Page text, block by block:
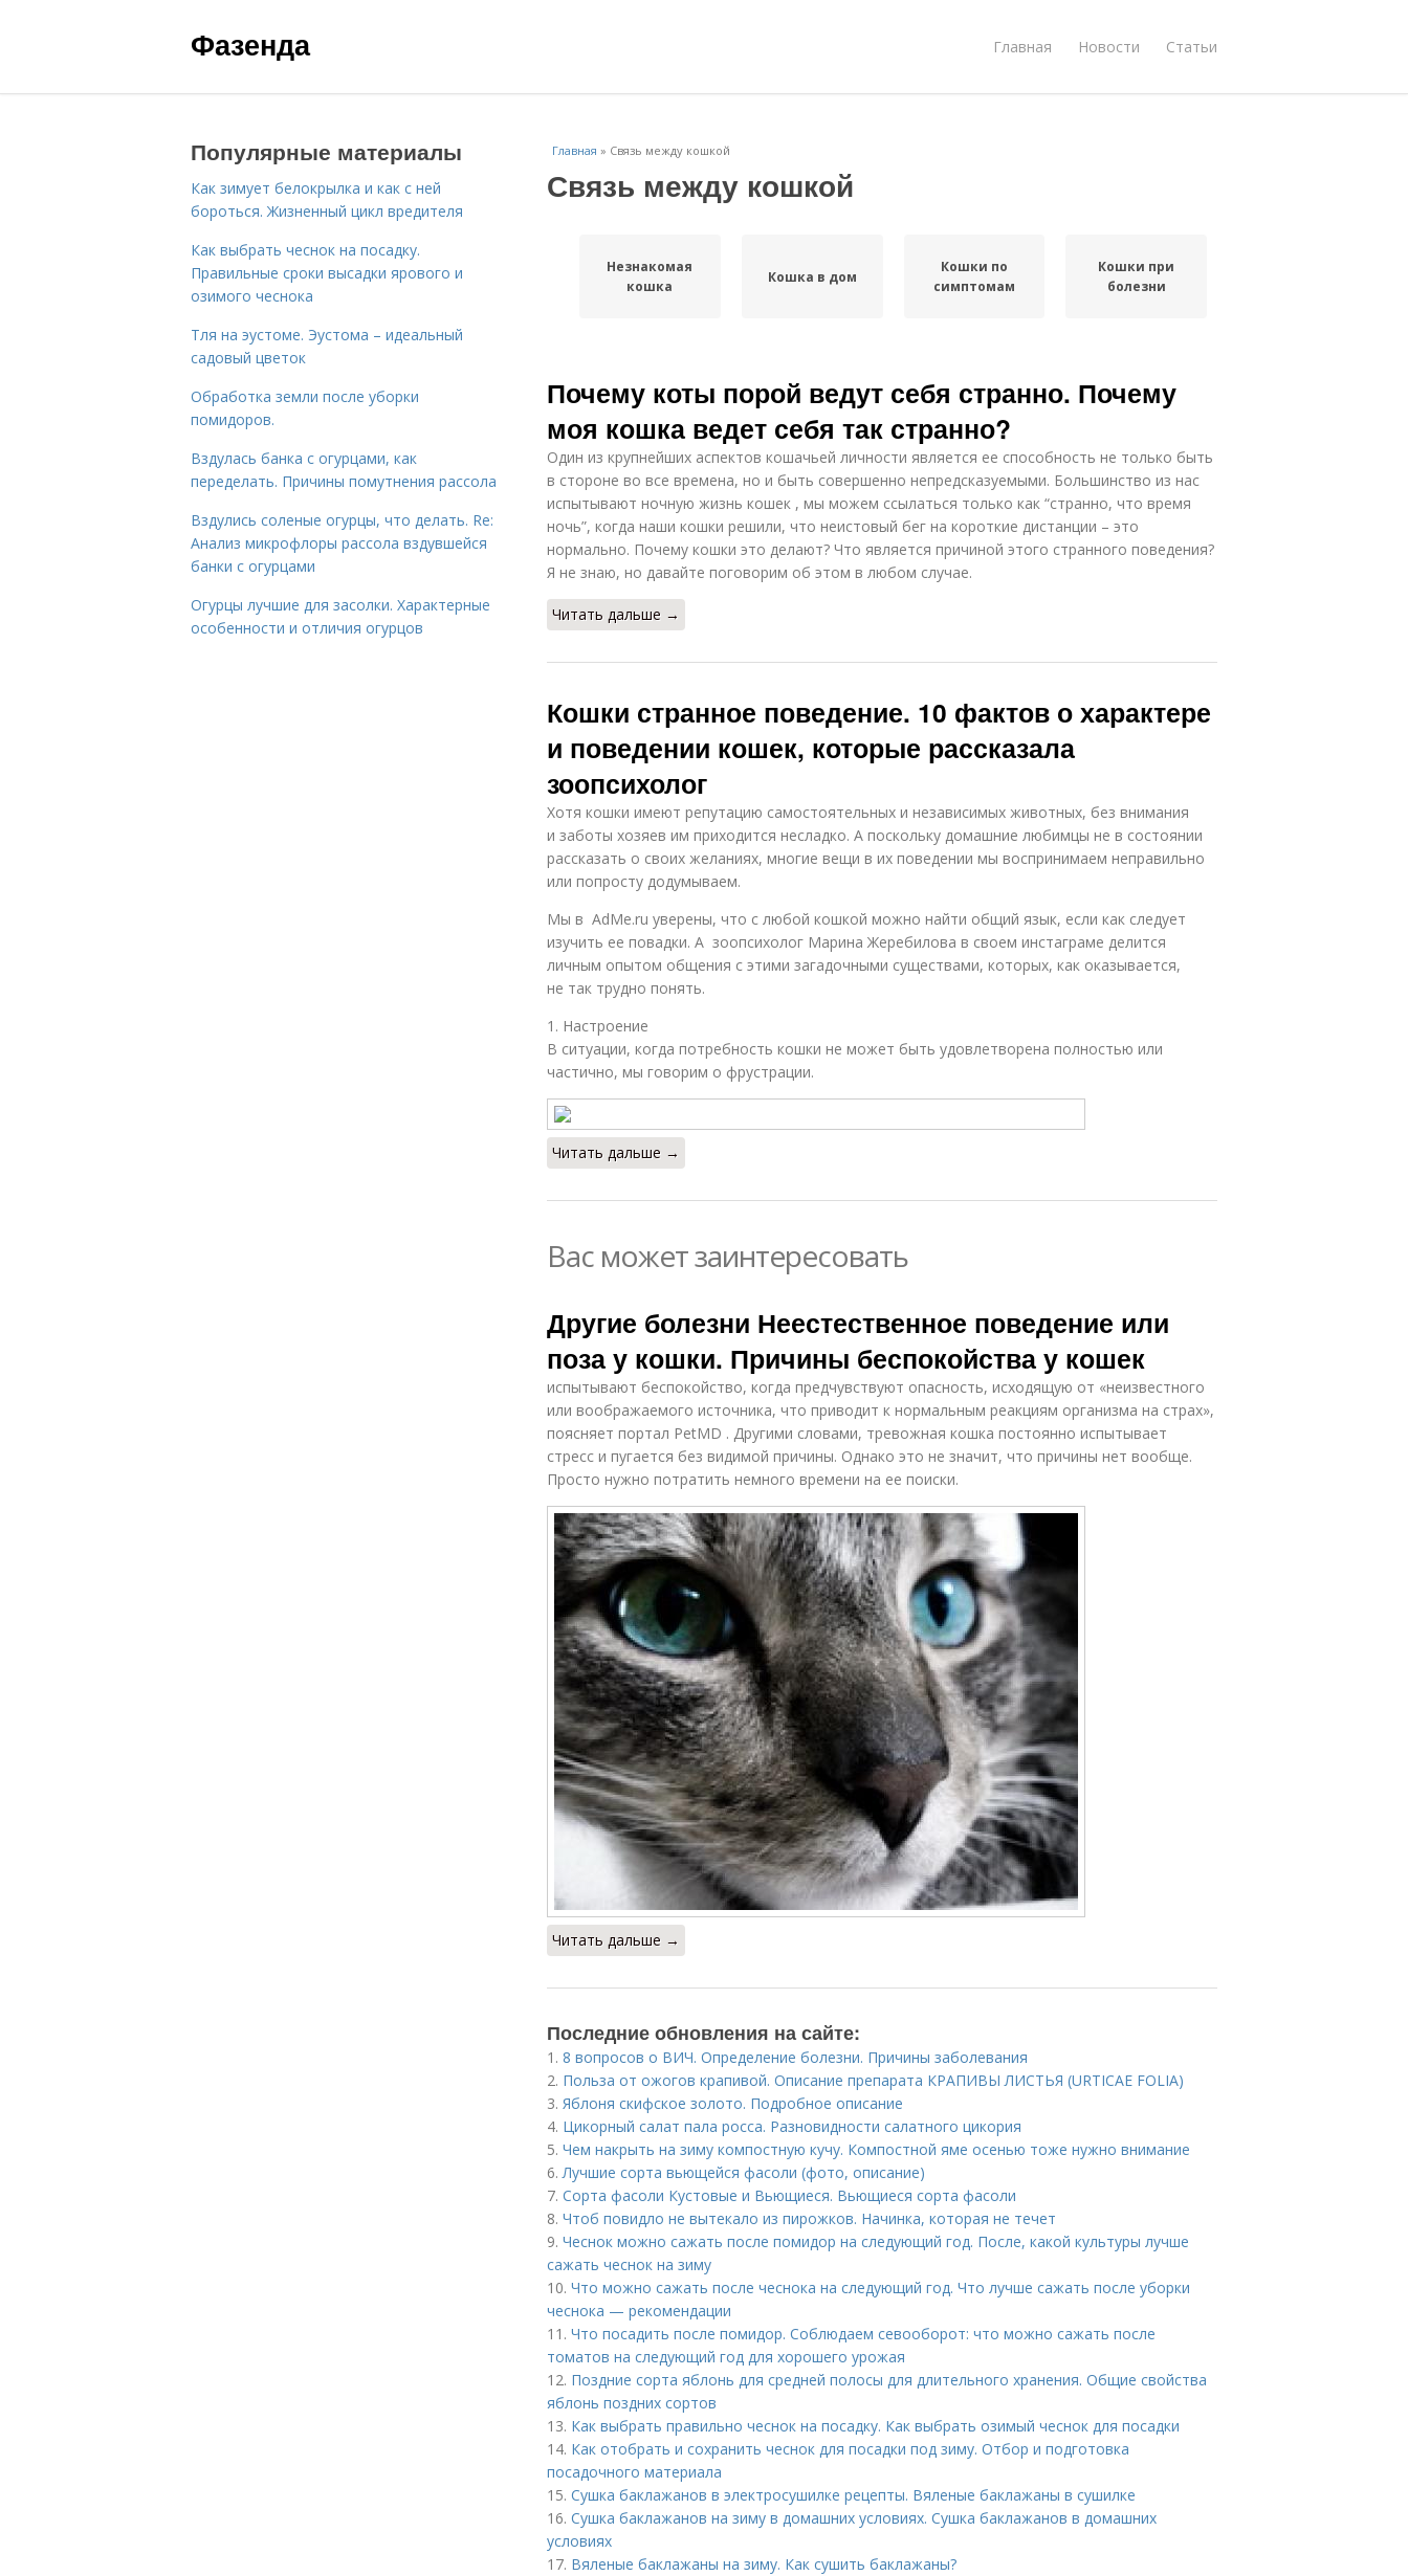
Фазенда Главная Новости Статьи
Главная » Связь между кошкой
Связь между кошкой
Незнакомая
кошка
Кошка в дом
Кошки по
симптомам
Кошки при
болезни
Почему коты порой ведут себя странно. Почему
моя кошка ведет себя так странно?
Один из крупнейших аспектов кошачьей личности является ее способность не только быть
в стороне во все времена, но и быть совершенно непредсказуемыми. Большинство из нас
испытывают ночную жизнь кошек , мы можем ссылаться только как “странно, что время
ночь”, когда наши кошки решили, что неистовый бег на короткие дистанции – это
нормально. Почему кошки это делают? Что является причиной этого странного поведения?
Я не знаю, но давайте поговорим об этом в любом случае.
Читать дальше →
Кошки странное поведение. 10 фактов о характере
и поведении кошек, которые рассказала
зоопсихолог
Хотя кошки имеют репутацию самостоятельных и независимых животных, без внимания
и заботы хозяев им приходится несладко. А поскольку домашние любимцы не в состоянии
рассказать о своих желаниях, многие вещи в их поведении мы воспринимаем неправильно
или попросту додумываем.
Мы в AdMe.ru уверены, что с любой кошкой можно найти общий язык, если как следует
изучить ее повадки. А зоопсихолог Марина Жеребилова в своем инстаграме делится
личным опытом общения с этими загадочными существами, которых, как оказывается,
не так трудно понять.
1. Настроение
В ситуации, когда потребность кошки не может быть удовлетворена полностью или
частично, мы говорим о фрустрации.
Читать дальше →
Вас может заинтересовать
Другие болезни Неестественное поведение или
поза у кошки. Причины беспокойства у кошек
испытывают беспокойство, когда предчувствуют опасность, исходящую от «неизвестного
или воображаемого источника, что приводит к нормальным реакциям организма на страх»,
поясняет портал PetMD . Другими словами, тревожная кошка постоянно испытывает
стресс и пугается без видимой причины. Однако это не значит, что причины нет вообще.
Просто нужно потратить немного времени на ее поиски.
Читать дальше →
Последние обновления на сайте:
1. 8 вопросов о ВИЧ. Определение болезни. Причины заболевания
2. Польза от ожогов крапивой. Описание препарата КРАПИВЫ ЛИСТЬЯ (URTICAE FOLIA)
3. Яблоня скифское золото. Подробное описание
4. Цикорный салат пала росса. Разновидности салатного цикория
5. Чем накрыть на зиму компостную кучу. Компостной яме осенью тоже нужно внимание
6.Лучшие сорта вьющейся фасоли (фото, описание)
7. Сорта фасоли Кустовые и Вьющиеся. Вьющиеся сорта фасоли
8. Чтоб повидло не вытекало из пирожков. Начинка, которая не течет
9. Чеснок можно сажать после помидор на следующий год. После, какой культуры лучше
сажать чеснок на зиму
10. Что можно сажать после чеснока на следующий год. Что лучше сажать после уборки
чеснока — рекомендации
11. Что посадить после помидор. Соблюдаем севооборот: что можно сажать после
томатов на следующий год для хорошего урожая
12. Поздние сорта яблонь для средней полосы для длительного хранения. Общие свойства
яблонь поздних сортов
13. Как выбрать правильно чеснок на посадку. Как выбрать озимый чеснок для посадки
14. Как отобрать и сохранить чеснок для посадки под зиму. Отбор и подготовка
посадочного материала
15. Сушка баклажанов в электросушилке рецепты. Вяленые баклажаны в сушилке
16. Сушка баклажанов на зиму в домашних условиях. Сушка баклажанов в домашних
условиях
17. Вяленые баклажаны на зиму. Как сушить баклажаны?
Популярные материалы
Как зимует белокрылка и как с ней
бороться. Жизненный цикл вредителя
Как выбрать чеснок на посадку.
Правильные сроки высадки ярового и
озимого чеснока
Тля на эустоме. Эустома – идеальный
садовый цветок
Обработка земли после уборки
помидоров.
Вздулась банка с огурцами, как
переделать. Причины помутнения рассола
Вздулись соленые огурцы, что делать. Re:
Анализ микрофлоры рассола вздувшейся
банки с огурцами
Огурцы лучшие для засолки. Характерные
особенности и отличия огурцов